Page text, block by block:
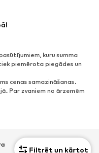
Filtrēt un kārtot
populāri
apavi
kuru summa
piemērota piegādes un
cenas samazināšanas.
Par zvaniem no ārzemēm
Datu aizsardzība